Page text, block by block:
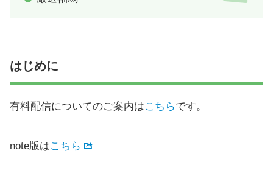
はじめに
有料配信についてのご案内はこちらです。
note版はこちら